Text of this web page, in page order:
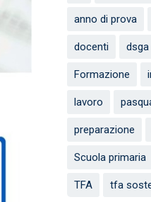
anno di prova
docenti dsga
Formazione
lavoro
preparazione
Scuola primaria
TFA tfa